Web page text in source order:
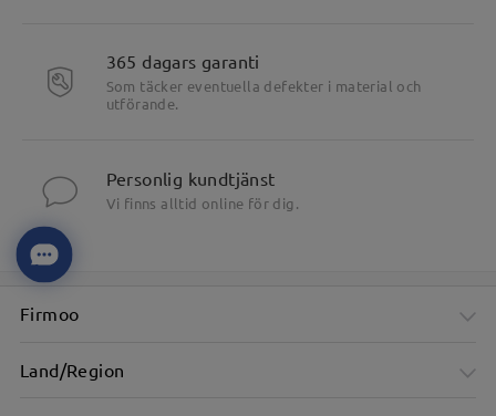
365 dagars garanti
Som täcker eventuella defekter i material och
utförande.
Personlig kundtjänst
Vi finns alltid online för dig.
Firmoo
Land/Region